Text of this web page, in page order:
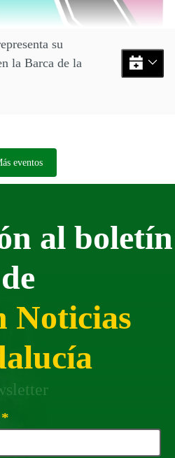
su
la Barca de la
eventos
al boletín
de
Noticias
*